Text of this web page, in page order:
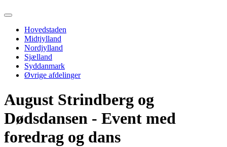
Primary
Hovedstaden
Midtjylland
Nordjylland
Sjælland
Syddanmark
Øvrige afdelinger
August Strindberg og
Dødsdansen - Event med
foredrag og dans